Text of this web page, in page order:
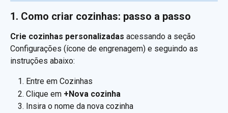
1. Como criar cozinhas: passo a passo
Crie cozinhas personalizadas acessando a seção
Configurações (ícone de engrenagem) e seguindo as
instruções abaixo:
Entre em Cozinhas
Clique em +Nova cozinha
Insira o nome da nova cozinha